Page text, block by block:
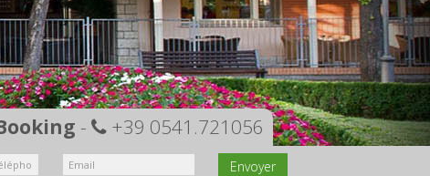
- +39 0541.721056
Envoyer